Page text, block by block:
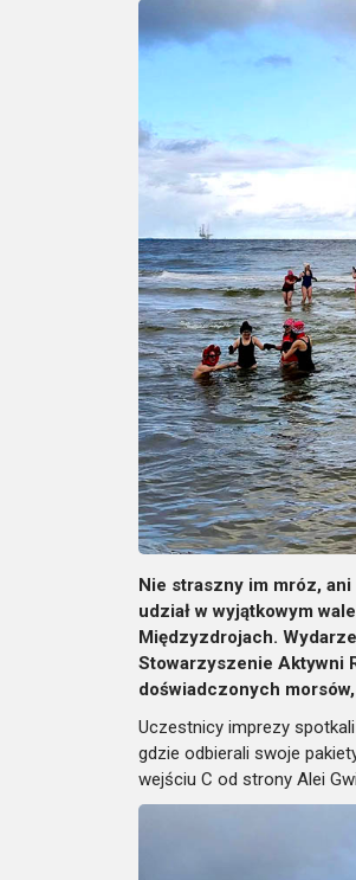
Nie straszny im mróz, ani
udział w wyjątkowym
Międzyzdrojach.
Stowarzyszenie Aktywni
doświadczonych
Uczestnicy imprezy
gdzie odbierali swoje
wejściu C od strony Alei